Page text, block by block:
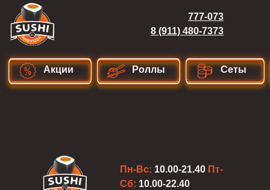
Сеты
Роллы
Акции
777-073
8 (911) 480-7373
Пн-Вс: 10.00-21.40 Пт-
Сб: 10.00-22.40